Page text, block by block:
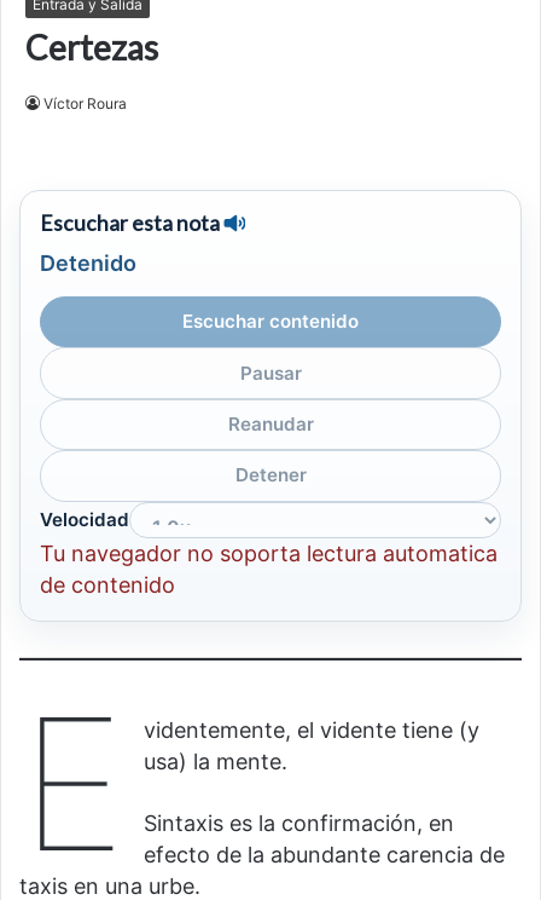
Entrada y Salida
Certezas
Víctor Roura
Escuchar esta nota
Detenido
Escuchar contenido
Pausar
Reanudar
Detener
Velocidad
Tu navegador no soporta lectura automatica
de contenido
E
videntemente, el vidente tiene (y
usa) la mente.
Sintaxis es la confirmación, en
efecto de la abundante carencia de
taxis en una urbe.